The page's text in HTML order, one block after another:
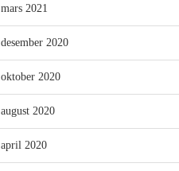
mars 2021
desember 2020
oktober 2020
august 2020
april 2020